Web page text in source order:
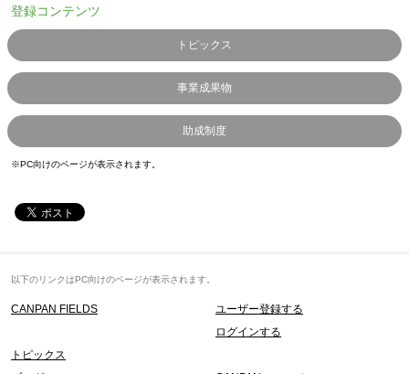
登録コンテンツ
トピックス
事業成果物
助成制度
※PC向けのページが表示されます。
以下のリンクはPC向けのページが表示されます。
CANPAN FIELDS
ユーザー登録する
ログインする
トピックス